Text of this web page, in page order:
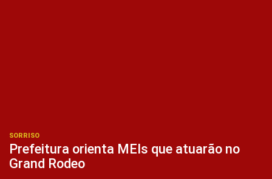
SORRISO
Prefeitura orienta MEIs que atuarão no
Grand Rodeo